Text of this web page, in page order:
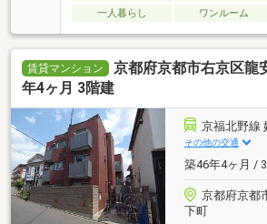
一人暮らし
ワンルーム
賃貸マンション
京都府京都市右京区龍
年4ヶ月 3階建
京福北野線
その他の交通
築46年4ヶ月 /
京都府京都
下町